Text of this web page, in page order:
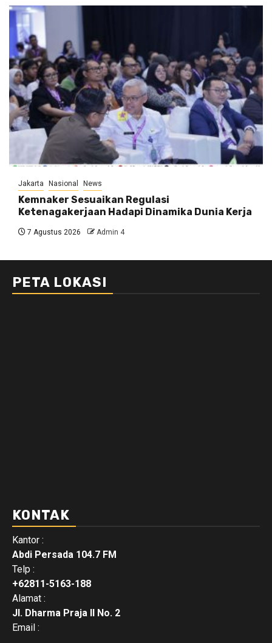
Jakarta Nasional News
Kemnaker Sesuaikan Regulasi
Ketenagakerjaan Hadapi Dinamika Dunia Kerja
7 Agustus 2026 Admin 4
PETA LOKASI
KONTAK
Kantor :
Abdi Persada 104.7 FM
Telp :
+62811-5163-188
Alamat :
Jl. Dharma Praja II No. 2
Email :